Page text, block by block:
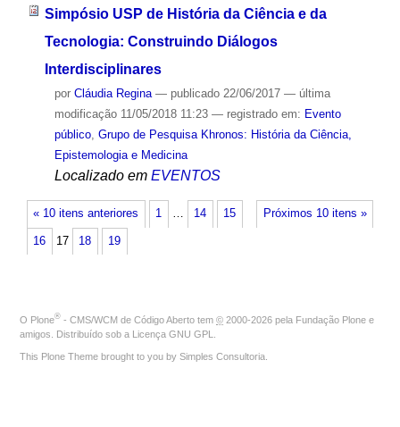
Simpósio USP de História da Ciência e da
Tecnologia: Construindo Diálogos
Interdisciplinares
por Cláudia Regina — publicado22/06/2017 — última
modificação11/05/2018 11:23 — registrado em: Evento
público, Grupo de Pesquisa Khronos: História da Ciência,
Epistemologia e Medicina
Localizado em EVENTOS
« 10 itens anteriores Próximos 10 itens »
1 … 14 15
16 17 18 19
O Plone® - CMS/WCM de Código Aberto tem © 2000-2026 pela Fundação Plone e
amigos. Distribuído sob a Licença GNU GPL
This Plone Theme brought to you by Simples Consultoria